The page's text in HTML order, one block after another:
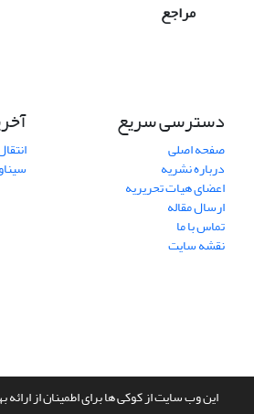
این وب سایت از کوکی ها برای اطمینان از
مراجع
دسترسی سریع
صفحه اصلی
درباره نشریه
اعضای هیات تحریریه
ارسال مقاله
تماس با ما
نقشه سایت